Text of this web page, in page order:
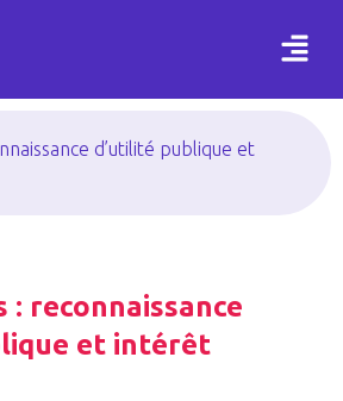
d’utilité publique et
: reconnaissance
et intérêt